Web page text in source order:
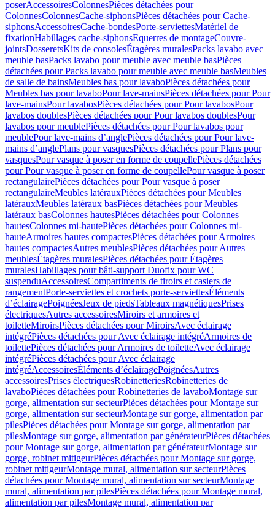
poserAccessoiresColonnesPièces détachées pour
ColonnesColonnesCache-siphonsPièces détachées pour Cache-
siphonsAccessoiresCache-bondesPorte-serviettesMatériel de
fixationHabillages cache-siphonsEquerres de montageCouvre-
jointsDosseretsKits de consolesÉtagères muralesPacks lavabo avec
meuble basPacks lavabo pour meuble avec meuble basPièces
détachées pour Packs lavabo pour meuble avec meuble basMeubles
de salle de bainsMeubles bas pour lavaboPièces détachées pour
Meubles bas pour lavaboPour lave-mainsPièces détachées pour Pour
lave-mainsPour lavabosPièces détachées pour Pour lavabosPour
lavabos doublesPièces détachées pour Pour lavabos doublesPour
lavabos pour meublePièces détachées pour Pour lavabos pour
meublePour lave-mains d’anglePièces détachées pour Pour lave-
mains d’anglePlans pour vasquesPièces détachées pour Plans pour
vasquesPour vasque à poser en forme de coupellePièces détachées
pour Pour vasque à poser en forme de coupellePour vasque à poser
rectangulairePièces détachées pour Pour vasque à poser
rectangulaireMeubles latérauxPièces détachées pour Meubles
latérauxMeubles latéraux basPièces détachées pour Meubles
latéraux basColonnes hautesPièces détachées pour Colonnes
hautesColonnes mi-hautePièces détachées pour Colonnes mi-
hauteArmoires hautes compactesPièces détachées pour Armoires
hautes compactesAutres meublesPièces détachées pour Autres
meublesÉtagères muralesPièces détachées pour Étagères
muralesHabillages pour bâti-support Duofix pour WC
suspenduAccessoiresCompartiments de tiroirs et casiers de
rangementPorte-serviettes et crochets porte-serviettesÉléments
d’éclairagePoignéesJeux de piedsTableaux magnétiquesPrises
électriquesAutres accessoiresMiroirs et armoires et
toiletteMiroirsPièces détachées pour MiroirsAvec éclairage
intégréPièces détachées pour Avec éclairage intégréArmoires de
toilettePièces détachées pour Armoires de toiletteAvec éclairage
intégréPièces détachées pour Avec éclairage
intégréAccessoiresÉléments d’éclairagePoignéesAutres
accessoiresPrises électriquesRobinetteriesRobinetteries de
lavaboPièces détachées pour Robinetteries de lavaboMontage sur
gorge, alimentation sur secteurPièces détachées pour Montage sur
gorge, alimentation sur secteurMontage sur gorge, alimentation par
pilesPièces détachées pour Montage sur gorge, alimentation par
pilesMontage sur gorge, alimentation par générateurPièces détachées
pour Montage sur gorge, alimentation par générateurMontage sur
gorge, robinet mitigeurPièces détachées pour Montage sur gorge,
robinet mitigeurMontage mural, alimentation sur secteurPièces
détachées pour Montage mural, alimentation sur secteurMontage
mural, alimentation par pilesPièces détachées pour Montage mural,
alimentation par pilesMontage mural, alimentation par